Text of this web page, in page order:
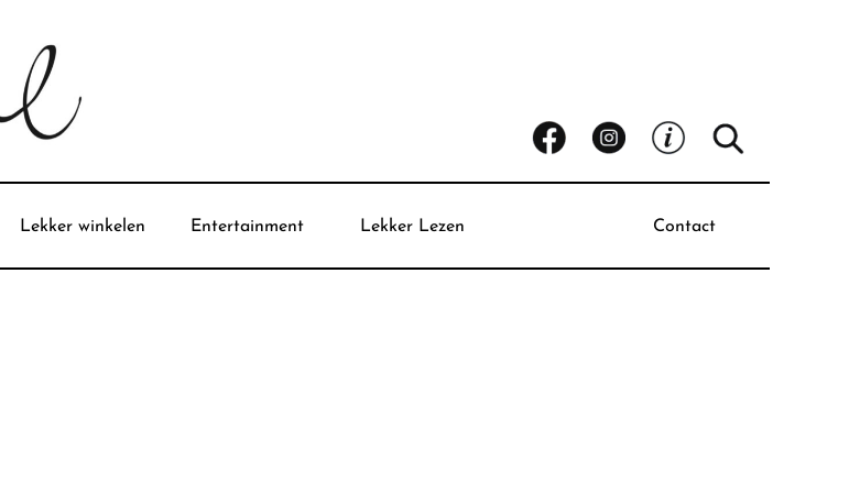
Lekker winkelen Entertainment Lekker Lezen Contact